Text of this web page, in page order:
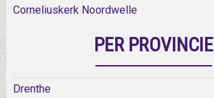
Corneliuskerk Noordwelle
PER PROVINCIE
Drenthe